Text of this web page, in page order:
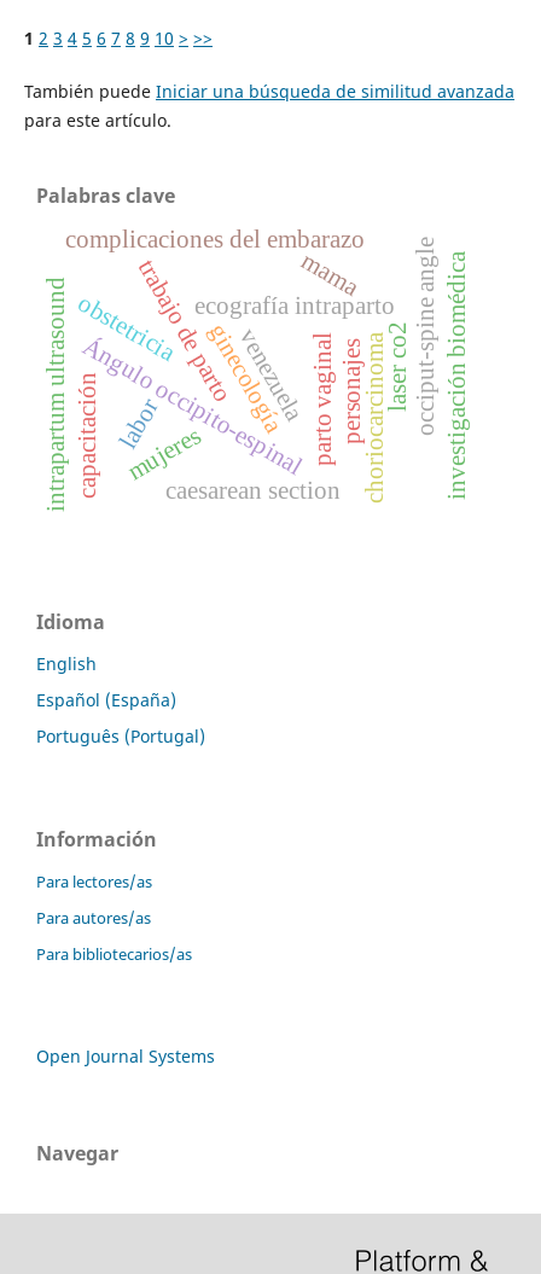
1 2 3 4 5 6 7 8 9 10 > >>
También puede Iniciar una búsqueda de similitud avanzada
para este artículo.
Palabras clave
trabajo de partoecografía intraparto
Ángulo occipito-espinalparto vaginal
labor
intrapartum ultrasound occiput-spine angle
caesarean section choriocarcinoma
complicaciones del embarazo
venezuela investigación biomédica
obstetricia
personajes
ginecología laser co2
mujeres
mama
capacitación
Idioma
English
Español (España)
Português (Portugal)
Información
Para lectores/as
Para autores/as
Para bibliotecarios/as
Open Journal Systems
Navegar